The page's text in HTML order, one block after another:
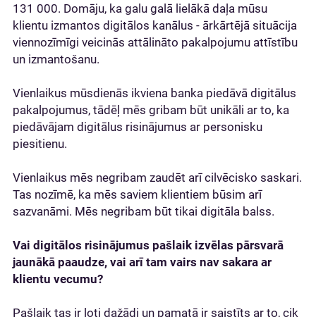
131 000. Domāju, ka galu galā lielākā daļa mūsu
klientu izmantos digitālos kanālus - ārkārtējā situācija
viennozīmīgi veicinās attālināto pakalpojumu attīstību
un izmantošanu.
Vienlaikus mūsdienās ikviena banka piedāvā digitālus
pakalpojumus, tādēļ mēs gribam būt unikāli ar to, ka
piedāvājam digitālus risinājumus ar personisku
piesitienu.
Vienlaikus mēs negribam zaudēt arī cilvēcisko saskari.
Tas nozīmē, ka mēs saviem klientiem būsim arī
sazvanāmi. Mēs negribam būt tikai digitāla balss.
Vai digitālos risinājumus pašlaik izvēlas pārsvarā
jaunākā paaudze, vai arī tam vairs nav sakara ar
klientu vecumu?
Pašlaik tas ir ļoti dažādi un pamatā ir saistīts ar to, cik